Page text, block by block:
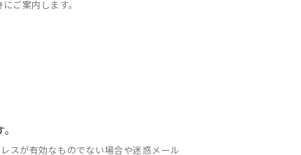
ご案内します。
スが有効なものでない場合や迷惑メール